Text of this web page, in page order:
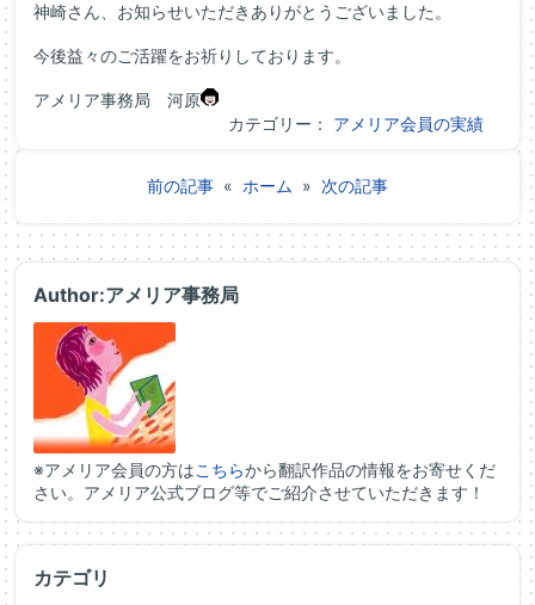
神崎さん、お知らせいただきありがとうございました。
今後益々のご活躍をお祈りしております。
アメリア事務局 河原
カテゴリー： アメリア会員の実績
前の記事 « ホーム » 次の記事
Author:アメリア事務局
※アメリア会員の方はこちらから翻訳作品の情報をお寄せくだ
さい。アメリア公式ブログ等でご紹介させていただきます！
カテゴリ